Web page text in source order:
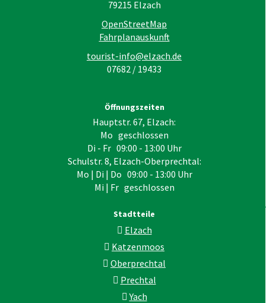
79215 Elzach
OpenStreetMap
Fahrplanauskunft
tourist-info@elzach.de
07682 / 19433
Öffnungszeiten
Hauptstr. 67, Elzach:
Mo geschlossen
Di - Fr 09:00 - 13:00 Uhr
Schulstr. 8, Elzach-Oberprechtal:
Mo | Di | Do 09:00 - 13:00 Uhr
Mi | Fr geschlossen
Stadtteile
Elzach
Katzenmoos
Oberprechtal
Prechtal
Yach